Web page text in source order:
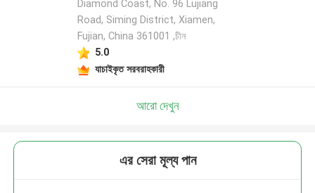
Diamond Coast, No. 96 Lujiang
Road, Siming District, Xiamen,
Fujian, China 361001 ,চীন
5.0
যাচাইকৃত সরবরাহকারী
আরো দেখুন
এর সেরা মূল্য পান